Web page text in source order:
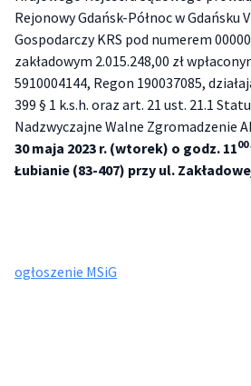
Rejonowy Gdańsk-Północ w Gdańsku
Gospodarczy KRS pod numerem
zakładowym 2.015.248,00 zł
5910004144, Regon 190037085,
399 § 1 k.s.h. oraz art. 21 ust. 21.1
Nadzwyczajne Walne Zgromadzenie
30 maja 2023 r. (wtorek) o godz. 1100
Łubianie (83-407) przy ul.
ogłoszenie MSiG